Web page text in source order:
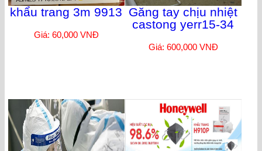
khẩu trang 3m 9913
Giá: 60,000 VNĐ
Găng tay chịu nhiệt
castong yerr15-34
Giá: 600,000 VNĐ